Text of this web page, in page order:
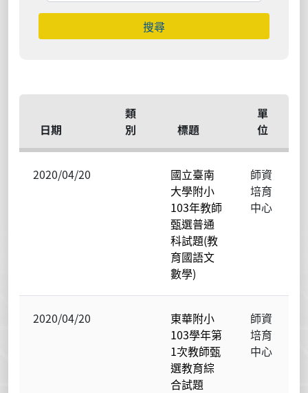
搜尋
日期
類
別
標題
單
位
2020/04/20
國立臺南
大學附小
103年教師
甄選普通
科試題(教
育國語文
數學)
師資
培育
中心
2020/04/20
東華附小
103學年第
1次教師甄
選教育綜
合試題
師資
培育
中心